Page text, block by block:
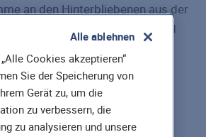
an den Hinterbliebenen aus der
Diese Form der Versicherung
Paare mit zwei
Cookies akzeptieren“
Sie der Speicherung von
Gerät zu, um die
zu verbessern, die
zu analysieren und unsere
Alle ablehnen